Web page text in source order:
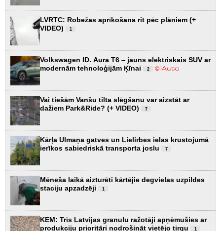
LVRTC: Robežas aprīkošana rit pēc plāniem (+
VIDEO)
1
Volkswagen ID. Aura T6 – jauns elektriskais SUV ar
modernām tehnoloģijām Ķīnai
2
Vai tiešām Vanšu tilta slēgšanu var aizstāt ar
dažiem Park&Ride? (+ VIDEO)
7
Kārļa Ulmaņa gatves un Lielirbes ielas krustojumā
ierīkos sabiedriskā transporta joslu
7
Mēneša laikā aizturēti kārtējie degvielas uzpildes
staciju apzadzēji
1
KEM: Trīs Latvijas granulu ražotāji apņēmušies ar
produkciju prioritāri nodrošināt vietējo tirgu
1